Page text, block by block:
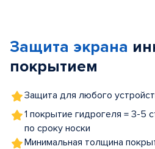
5
Защита экрана
покрытием
Защита для любого
1 покрытие гидрогеля = 3-5
по сроку носки
Минимальная толщина